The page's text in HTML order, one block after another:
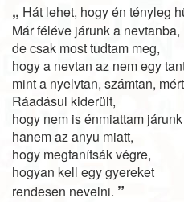
„ Hát lehet, hogy én tényleg
Már féléve járunk a nevtanba,
de csak most tudtam meg,
hogy a nevtan az nem egy
mint a nyelvtan, számtan,
Ráadásul kiderült,
hogy nem is énmiattam
hanem az anyu miatt,
hogy megtanítsák végre,
hogyan kell egy gyereket
rendesen nevelni. ”